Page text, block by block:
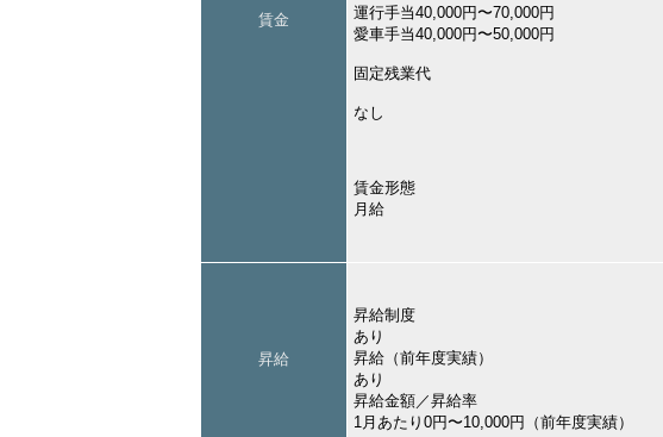
賃金
運行手当40,000円〜70,000円
愛車手当40,000円〜50,000円
固定残業代
なし
賃金形態
月給
昇給
昇給制度
あり
昇給（前年度実績）
あり
昇給金額／昇給率
1月あたり0円〜10,000円（前年度実績）